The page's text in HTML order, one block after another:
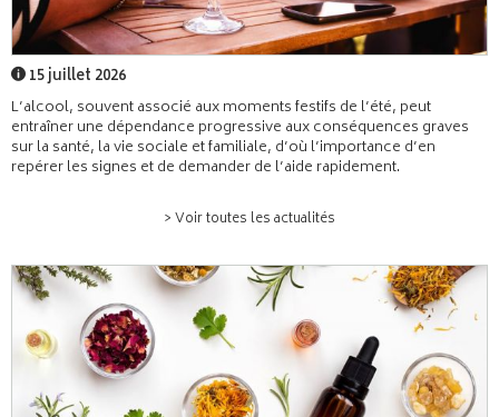
15 juillet 2026
L’alcool, souvent associé aux moments festifs de l’été, peut
entraîner une dépendance progressive aux conséquences graves
sur la santé, la vie sociale et familiale, d’où l’importance d’en
repérer les signes et de demander de l’aide rapidement.
> Voir toutes les actualités